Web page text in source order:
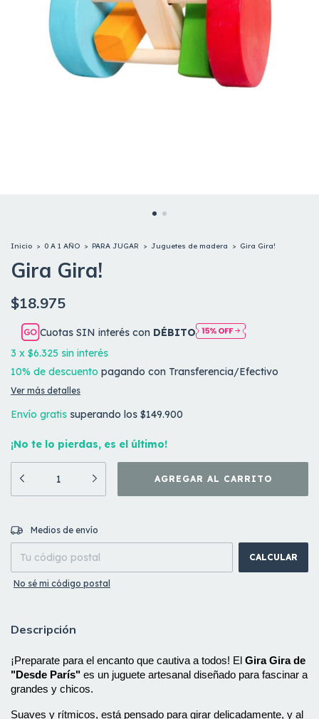
Inicio > 0 A 1 AÑO > PARA JUGAR > Juguetes de madera > Gira Gira!
Gira Gira!
$18.975
Cuotas SIN interés con DÉBITO
3 x $6.325 sin interés
10% de descuento pagando con Transferencia/Efectivo
Ver más detalles
Envío gratis superando los $149.900
¡No te lo pierdas, es el último!
Entregas para el CP:
Medios de envío
CALCULAR
No sé mi código postal
Descripción
¡Preparate para el encanto que cautiva a todos! El Gira Gira de
"Desde París" es un juguete artesanal diseñado para fascinar a
grandes y chicos.
Suaves y rítmicos, está pensado para girar delicadamente, y al